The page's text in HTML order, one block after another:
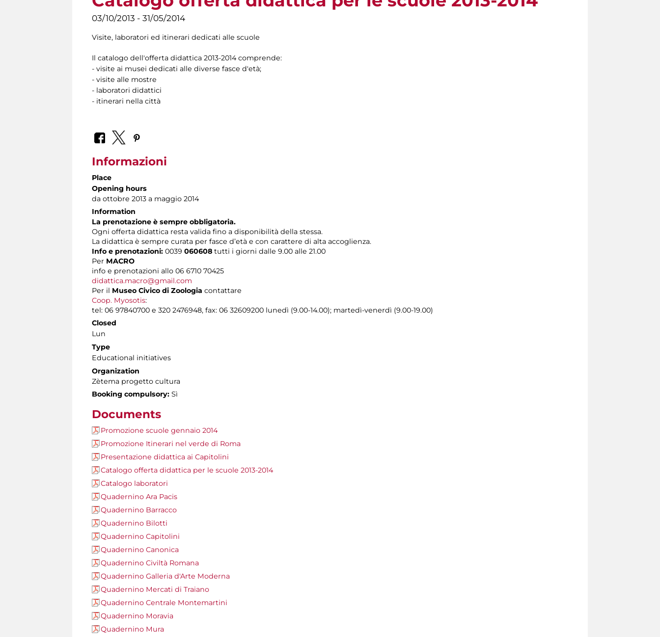
03/10/2013 - 31/05/2014
Visite, laboratori ed itinerari dedicati alle scuole
Il catalogo dell'offerta didattica 2013-2014 comprende:
- visite ai musei dedicati alle diverse fasce d'età;
- visite alle mostre
- laboratori didattici
- itinerari nella città
Informazioni
Place
Opening hours
da ottobre 2013 a maggio 2014
Information
La prenotazione è sempre obbligatoria.
Ogni offerta didattica resta valida fino a disponibilità della stessa.
La didattica è sempre curata per fasce d’età e con carattere di alta accoglienza.
Info e prenotazioni: 0039 060608 tutti i giorni dalle 9.00 alle 21.00
Per MACRO
info e prenotazioni allo 06 6710 70425
didattica.macro@gmail.com
Per il Museo Civico di Zoologia contattare
Coop. Myosotis:
tel: 06 97840700 e 320 2476948, fax: 06 32609200 lunedì (9.00-14.00); martedì-venerdì (9.00-19.00)
Closed
Lun
Type
Educational initiatives
Organization
Zètema progetto cultura
Booking compulsory: Sì
Documents
Promozione scuole gennaio 2014
Promozione Itinerari nel verde di Roma
Presentazione didattica ai Capitolini
Catalogo offerta didattica per le scuole 2013-2014
Catalogo laboratori
Quadernino Ara Pacis
Quadernino Barracco
Quadernino Bilotti
Quadernino Capitolini
Quadernino Canonica
Quadernino Civiltà Romana
Quadernino Galleria d'Arte Moderna
Quadernino Mercati di Traiano
Quadernino Centrale Montemartini
Quadernino Moravia
Quadernino Mura